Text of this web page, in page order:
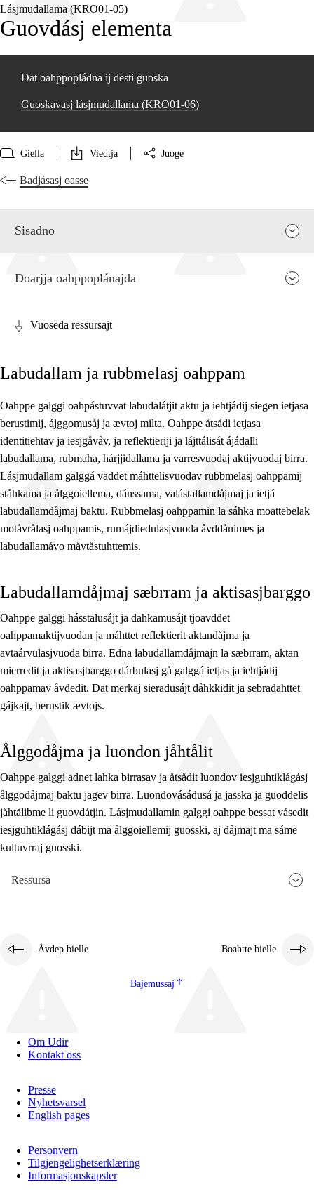
Lásjmudallama (KRO01‑05)
Guovdásj elementa
Dat oahppopládna ij desti guoska
Guoskavasj lásjmudallama (KRO01‑06)
Giella Viedtja Juoge
Badjásasj oasse
Sisadno
Guovdásj elementa
Fágajgasskasasj tiemá
Vuodotjehpudagá
Doarjja oahppoplánajda
Vuoseda ressursajt
Labudallam ja rubbmelasj oahppam
Oahppe galggi oahpástuvvat labudalátjit aktu ja iehtjádij siegen ietjasa
berustimij, ájggomusáj ja ævtoj milta. Oahppe åtsådi ietjasa
identitiehtav ja iesjgåvåv, ja reflektieriji ja lájttálisát ájádalli
labudallama, rubmaha, hárjjidallama ja varresvuodaj aktijvuodaj birra.
Lásjmudallam galggá vaddet máhttelisvuodav rubbmelasj oahppamij
ståhkama ja ålggoiellema, dánssama, valástallamdåjmaj ja ietjá
labudallamdåjmaj baktu. Rubbmelasj oahppamin la sáhka moattebelak
motåvrålasj oahppamis, rumájdiedulasjvuoda åvddånimes ja
labudallamávo måvtåstuhttemis.
Labudallamdåjmaj sæbrram ja aktisasjbarggo
Oahppe galggi hásstalusájt ja dahkamusájt tjoavddet
oahppamaktijvuodan ja máhttet reflektierit aktandåjma ja
avtaárvulasjvuoda birra. Edna labudallamdåjmajn la sæbrram, aktan
mierredit ja aktisasjbarggo dárbulasj gå galggá ietjas ja iehtjádij
oahppamav åvdedit. Dat merkaj sieradusájt dåhkkidit ja sebradahttet
gájkajt, berustik ævtojs.
Ålggodåjma ja luondon jåhtålit
Oahppe galggi adnet lahka birrasav ja åtsådit luondov iesjguhtiklágásj
ålggodåjmaj baktu jagev birra. Luondovásádusá ja jasska ja guoddelis
jåhtålibme li guovdátjin. Lásjmudallamin galggi oahppe bessat vásedit
iesjguhtiklágásj dábijt ma ålggoiellemij guosski, aj dåjmajt ma sáme
kultuvrraj guosski.
Ressursa
Åvdep bielle Boahtte bielle
Bajemussaj
Om Udir
Kontakt oss
Presse
Nyhetsvarsel
English pages
Personvern
Tilgjengelighetserklæring
Informasjonskapsler